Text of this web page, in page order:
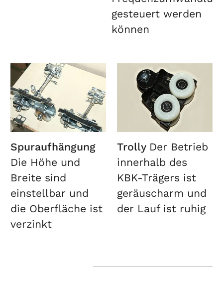
gesteuert werden
können
Spuraufhängung
Die Höhe und
Breite sind
einstellbar und
die Oberfläche ist
verzinkt
Trolly Der Betrieb
innerhalb des
KBK-Trägers ist
geräuscharm und
der Lauf ist ruhig